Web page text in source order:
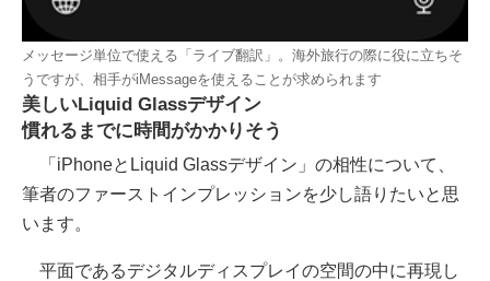
メッセージ単位で使える「ライブ翻訳」。海外旅行の際に役に立ちそ
うですが、相手がiMessageを使えることが求められます
美しいLiquid Glassデザイン
慣れるまでに時間がかかりそう
「iPhoneとLiquid Glassデザイン」の相性について、
筆者のファーストインプレッションを少し語りたいと思
います。
平面であるデジタルディスプレイの空間の中に再現し